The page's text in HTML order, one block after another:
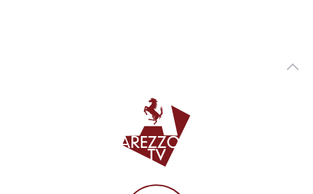
La Sba rinuncia alla B, l'assessora Antonella Di Tommaso:
00:01:39 - Venerdì, 10 Luglio 2026
Sport e salute Festival: due giorni all’insegna
dell’educazione, del benessere e della prevenzione
00:03:39 - Mercoledì, 24 Giugno 2026